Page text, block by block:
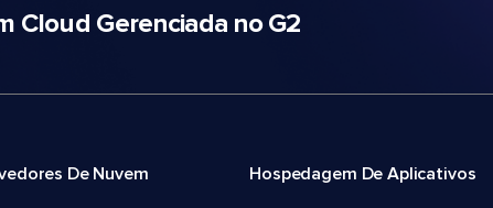
Cloud Gerenciada no G2
De Nuvem Hospedagem De Aplicativos